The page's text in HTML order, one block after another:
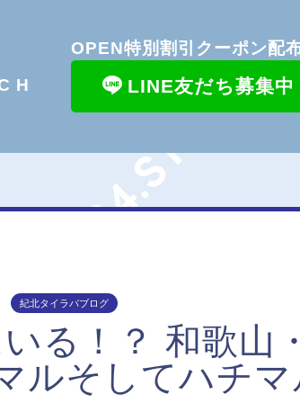
OPEN特別割引クーポン配
LINE友だち募集中
紀北タイラバブログ
る！？ 和歌山
ルそしてハチマ